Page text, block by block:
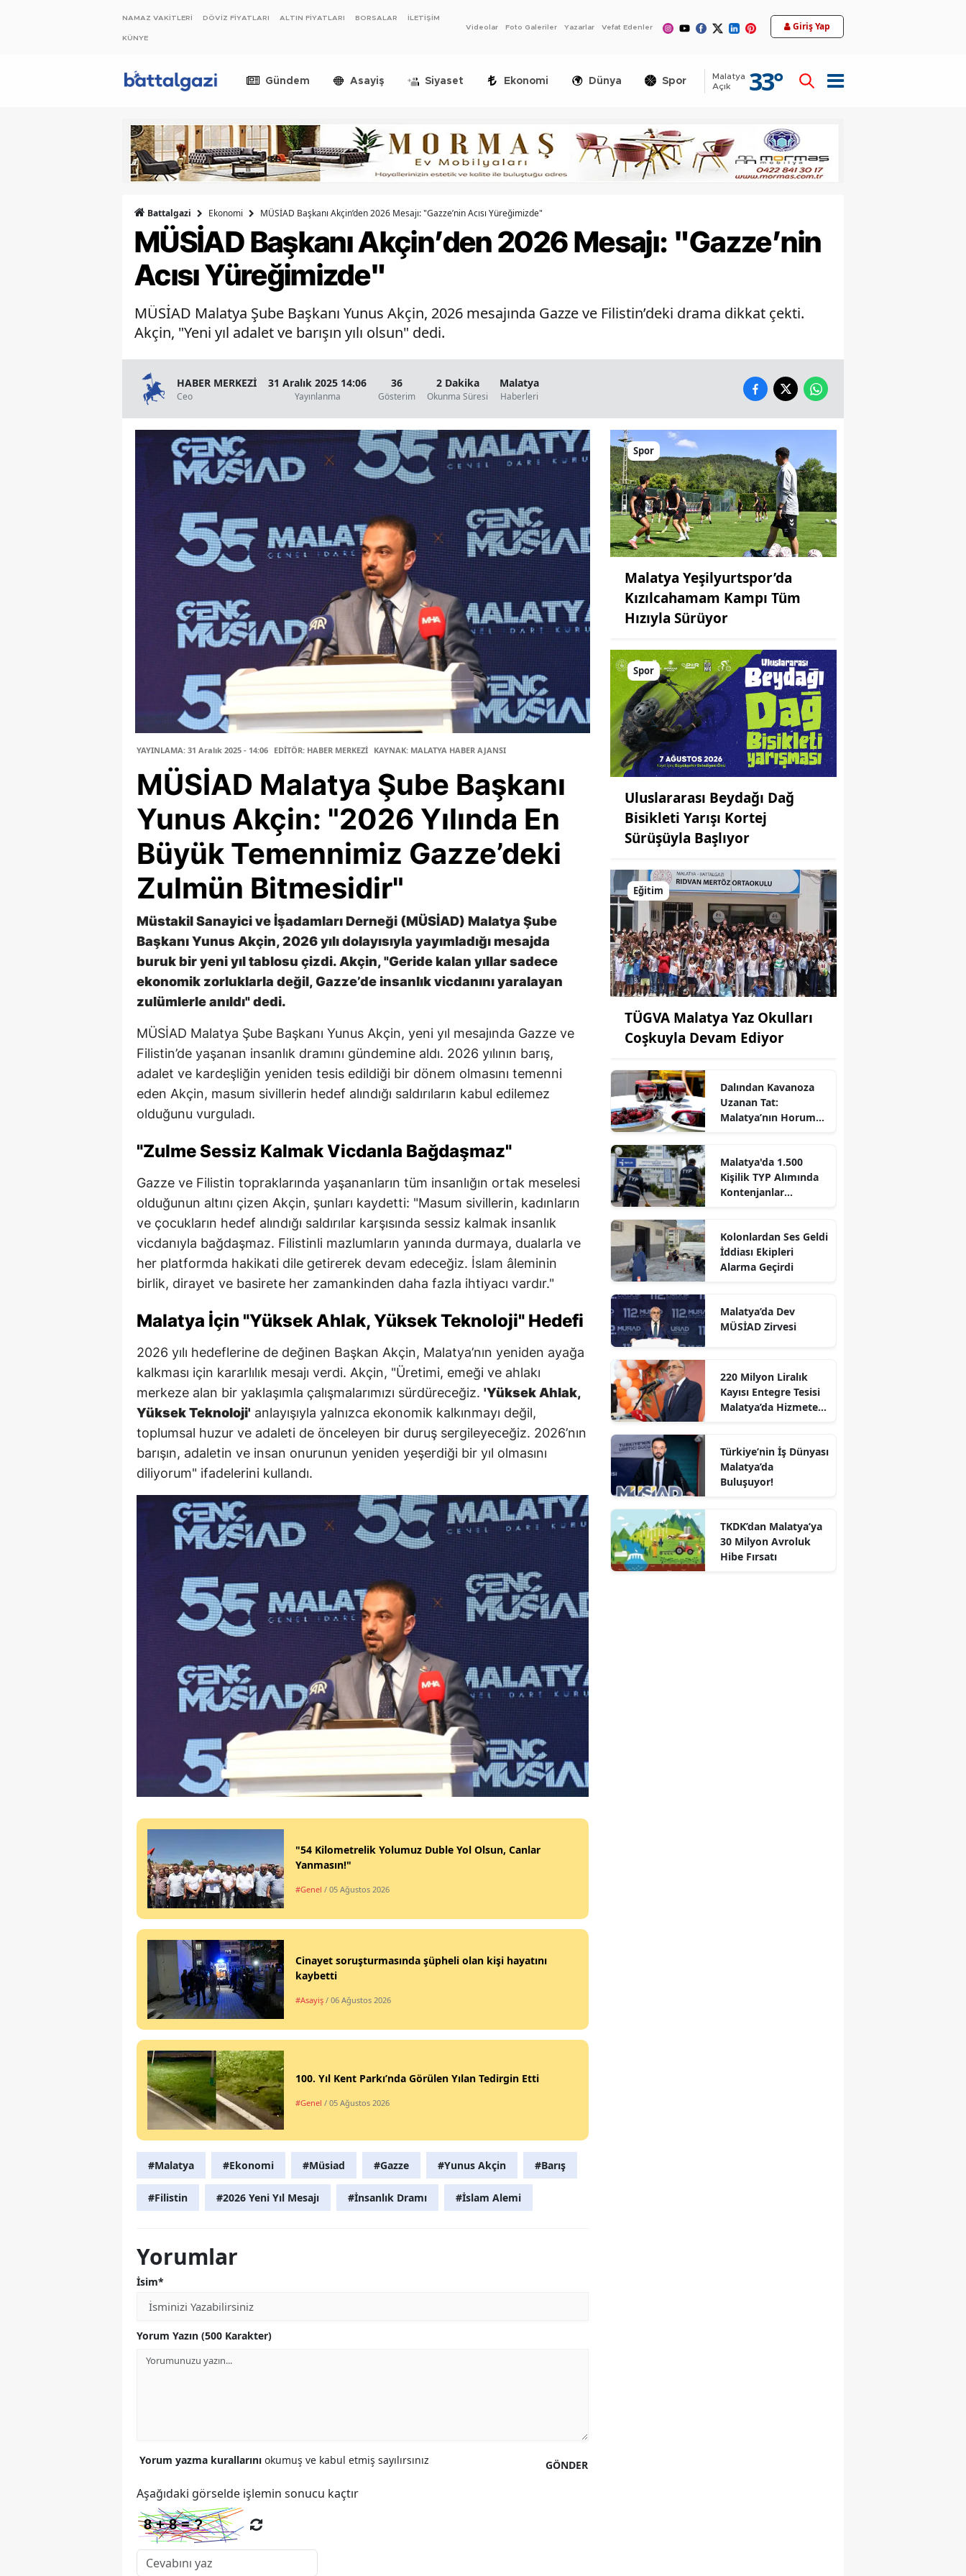
NAMAZ VAKİTLERİ DÖVİZ FİYATLARI ALTIN FİYATLARI BORSALAR İLETİŞİM
KÜNYE
Videolar Foto Galeriler Yazarlar Vefat Edenler Giriş Yap
Gündem Asayiş Siyaset Ekonomi Dünya Spor Teknoloji
Malatya
Açık
33°
Battalgazi Ekonomi MÜSİAD Başkanı Akçin’den 2026 Mesajı: "Gazze’nin Acısı Yüreğimizde"
MÜSİAD Başkanı Akçin’den 2026 Mesajı: "Gazze’nin
Acısı Yüreğimizde"
MÜSİAD Malatya Şube Başkanı Yunus Akçin, 2026 mesajında Gazze ve Filistin’deki drama dikkat çekti.
Akçin, "Yeni yıl adalet ve barışın yılı olsun" dedi.
HABER MERKEZİ
Ceo
31 Aralık 2025 14:06
Yayınlanma
36
Gösterim
2 Dakika
Okunma Süresi
Malatya
Haberleri
YAYINLAMA: 31 Aralık 2025 - 14:06 EDİTÖR: HABER MERKEZİ KAYNAK: MALATYA HABER AJANSI
MÜSİAD Malatya Şube Başkanı
Yunus Akçin: "2026 Yılında En
Büyük Temennimiz Gazze’deki
Zulmün Bitmesidir"
Müstakil Sanayici ve İşadamları Derneği (MÜSİAD) Malatya Şube
Başkanı Yunus Akçin, 2026 yılı dolayısıyla yayımladığı mesajda
buruk bir yeni yıl tablosu çizdi. Akçin, "Geride kalan yıllar sadece
ekonomik zorluklarla değil, Gazze’de insanlık vicdanını yaralayan
zulümlerle anıldı" dedi.
MÜSİAD Malatya Şube Başkanı Yunus Akçin, yeni yıl mesajında Gazze ve
Filistin’de yaşanan insanlık dramını gündemine aldı. 2026 yılının barış,
adalet ve kardeşliğin yeniden tesis edildiği bir dönem olmasını temenni
eden Akçin, masum sivillerin hedef alındığı saldırıların kabul edilemez
olduğunu vurguladı.
"Zulme Sessiz Kalmak Vicdanla Bağdaşmaz"
Gazze ve Filistin topraklarında yaşananların tüm insanlığın ortak meselesi
olduğunun altını çizen Akçin, şunları kaydetti: "Masum sivillerin, kadınların
ve çocukların hedef alındığı saldırılar karşısında sessiz kalmak insanlık
vicdanıyla bağdaşmaz. Filistinli mazlumların yanında durmaya, dualarla ve
her platformda hakikati dile getirerek devam edeceğiz. İslam âleminin
birlik, dirayet ve basirete her zamankinden daha fazla ihtiyacı vardır."
Malatya İçin "Yüksek Ahlak, Yüksek Teknoloji" Hedefi
2026 yılı hedeflerine de değinen Başkan Akçin, Malatya’nın yeniden ayağa
kalkması için kararlılık mesajı verdi. Akçin, "Üretimi, emeği ve ahlakı
merkeze alan bir yaklaşımla çalışmalarımızı sürdüreceğiz. 'Yüksek Ahlak,
Yüksek Teknoloji' anlayışıyla yalnızca ekonomik kalkınmayı değil,
toplumsal huzur ve adaleti de önceleyen bir duruş sergileyeceğiz. 2026’nın
barışın, adaletin ve insan onurunun yeniden yeşerdiği bir yıl olmasını
diliyorum" ifadelerini kullandı.
"54 Kilometrelik Yolumuz Duble Yol Olsun, Canlar
Yanmasın!"
#Genel / 05 Ağustos 2026
Cinayet soruşturmasında şüpheli olan kişi hayatını
kaybetti
#Asayiş / 06 Ağustos 2026
100. Yıl Kent Parkı’nda Görülen Yılan Tedirgin Etti
#Genel / 05 Ağustos 2026
#Malatya #Ekonomi #Müsiad #Gazze #Yunus Akçin #Barış
#Filistin #2026 Yeni Yıl Mesajı #İnsanlık Dramı #İslam Alemi
Yorumlar
İsim*
Yorum Yazın (500 Karakter)
GÖNDER
Yorum yazma kurallarını okumuş ve kabul etmiş sayılırsınız
Aşağıdaki görselde işlemin sonucu kaçtır
Spor
Malatya Yeşilyurtspor’da
Kızılcahamam Kampı Tüm
Hızıyla Sürüyor
Spor
Uluslararası Beydağı Dağ
Bisikleti Yarışı Kortej
Sürüşüyla Başlıyor
Eğitim
TÜGVA Malatya Yaz Okulları
Coşkuyla Devam Ediyor
Dalından Kavanoza
Uzanan Tat:
Malatya’nın Horum
Malatya'da 1.500
Kişilik TYP Alımında
Kontenjanlar
Kolonlardan Ses Geldi
İddiası Ekipleri
Alarma Geçirdi
Malatya’da Dev
MÜSİAD Zirvesi
220 Milyon Liralık
Kayısı Entegre Tesisi
Malatya’da Hizmete
Türkiye’nin İş Dünyası
Malatya’da
Buluşuyor!
TKDK’dan Malatya’ya
30 Milyon Avroluk
Hibe Fırsatı